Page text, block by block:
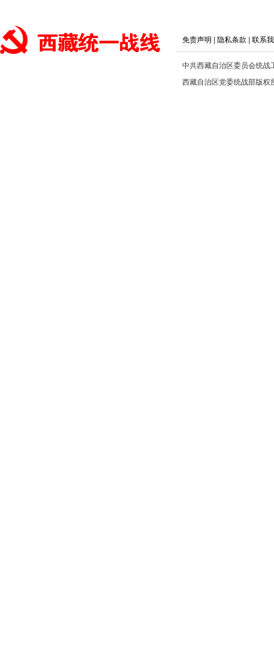
免责声明 隐私条款 联系
中共西藏自治区委员会统
西藏自治区党委统战部版